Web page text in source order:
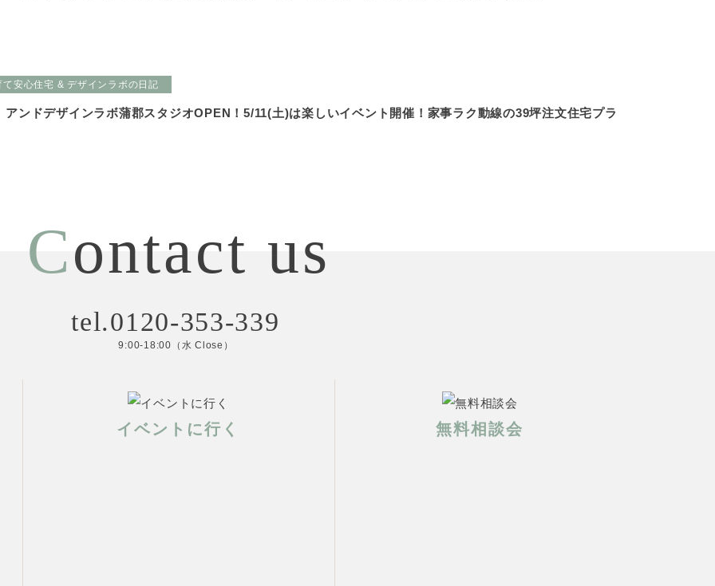
て安心住宅 & デザインラボの日記
アンドデザインラボ蒲郡スタジオOPEN！5/11(土)は楽しいイベント開催！家事ラク動線の39坪注文住宅プラ
Contact us
tel.0120-353-339
9:00-18:00（水 Close）
イベントに行く 無料相談会